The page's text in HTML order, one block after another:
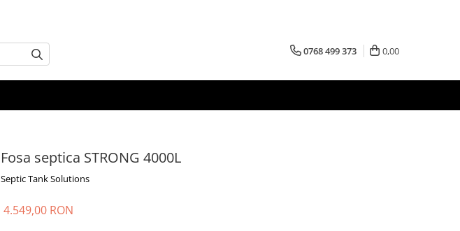
0768 499 373 0,00
Fosa septica STRONG 4000L
Septic Tank Solutions
4.549,00 RON